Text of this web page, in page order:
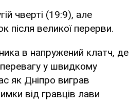
чверті (19:9), але
після великої перерви.
в напружений клатч, де
у швидкому
як Дніпро виграв
від гравців лави